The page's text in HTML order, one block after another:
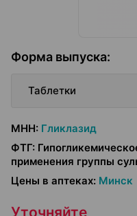
Форма выпуска:
Таблетки
МНН: Гликлазид
ФТГ:
применения группы
Цены в аптеках: Минск
Уточняйте